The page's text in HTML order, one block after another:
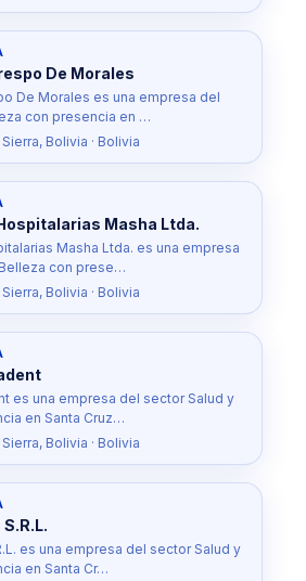
De Morales
De Morales es una empresa del
con presencia en …
Bolivia · Bolivia
Masha Ltda.
Masha Ltda. es una empresa
con prese…
Bolivia · Bolivia
es una empresa del sector Salud y
en Santa Cruz…
Bolivia · Bolivia
es una empresa del sector Salud y
en Santa Cr…